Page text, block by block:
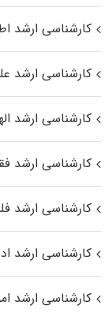
کارشناسی ارشد
کارشناسی ارشد
کارشناسی ارشد
کارشناسی ارشد
کارشناسی ارشد
کارشناسی ارشد
کارشناسی ارشد